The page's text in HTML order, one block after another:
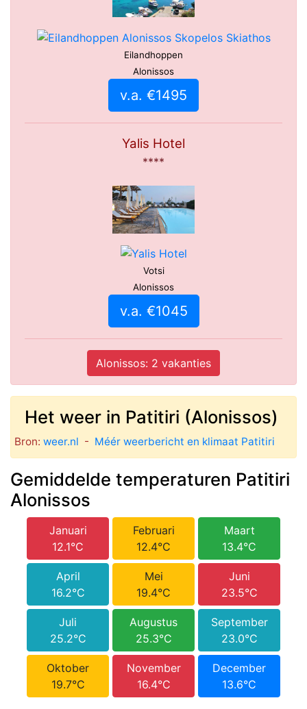
Eilandhoppen
Alonissos
v.a. €1495
Yalis Hotel
****
Votsi
Alonissos
v.a. €1045
Alonissos: 2 vakanties
Het weer in Patitiri (Alonissos)
Bron: weer.nl - Méér weerbericht en klimaat Patitiri
Gemiddelde temperaturen Patitiri
Alonissos
Januari
12.1°C
Februari
12.4°C
Maart
13.4°C
April
16.2°C
Mei
19.4°C
Juni
23.5°C
Juli
25.2°C
Augustus
25.3°C
September
23.0°C
Oktober
19.7°C
November
16.4°C
December
13.6°C